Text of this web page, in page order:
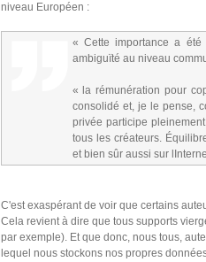
niveau Européen :
« Cette importance a
ambiguïté au niveau
« la rémunération pour
consolidé et, je le pense,
privée participe
tous les créateurs.
et bien sûr aussi sur
C'est exaspérant de voir que certains
Cela revient à dire que tous supports
par exemple). Et que donc, nous tous,
lequel nous stockons nos propres